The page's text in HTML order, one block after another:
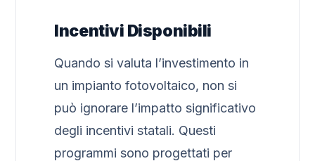
Incentivi Disponibili
Quando si valuta l’investimento in
un impianto fotovoltaico, non si
può ignorare l’impatto significativo
degli incentivi statali. Questi
programmi sono progettati per